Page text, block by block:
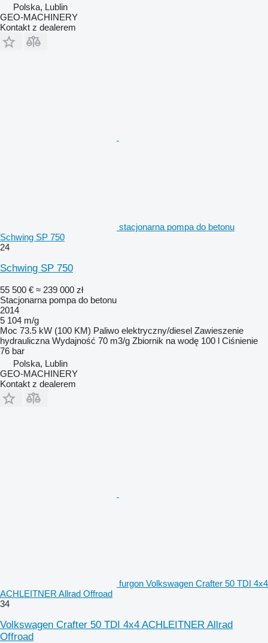
Polska, Lublin
GEO-MACHINERY
Kontakt z dealerem
stacjonarna pompa do betonu
Schwing SP 750
24
Schwing SP 750
55 500 € ≈ 239 000 zł
Stacjonarna pompa do betonu
2014
5 104 m/g
Moc 73.5 kW (100 KM) Paliwo elektryczny/diesel Zawieszenie
hydrauliczna Wydajność 70 m3/g Zbiornik na wodę 100 l Ciśnienie
76 bar
Polska, Lublin
GEO-MACHINERY
Kontakt z dealerem
furgon Volkswagen Crafter 50 TDI 4x4
ACHLEITNER Allrad Offroad
34
Volkswagen Crafter 50 TDI 4x4 ACHLEITNER Allrad
Offroad